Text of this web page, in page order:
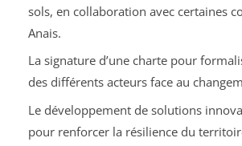
sols, en collaboration avec certaines
Anais.
La signature d’une charte pour
des différents acteurs face au
Le développement de solutions
pour renforcer la résilience du